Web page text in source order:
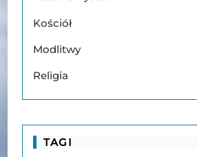
Kościół
Modlitwy
Religia
TAGI